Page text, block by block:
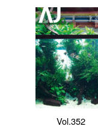
Vol.352